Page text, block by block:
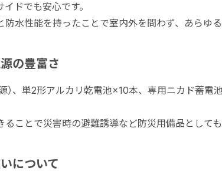
ドでも安心です。
防水性能を持ったことで室内外を問わず、あらゆ
の豊富さ
）、単2形アルカリ乾電池×10本、専用ニカド蓄
ことで災害時の避難誘導など防災用備品としても
について